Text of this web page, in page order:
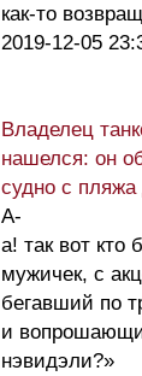
как-то
2019-12-05
Владелец
нашелся: он
судно с пляжа
А-
а! так вот кто
мужичек, с
бегавший по
и
нэвидэли?»